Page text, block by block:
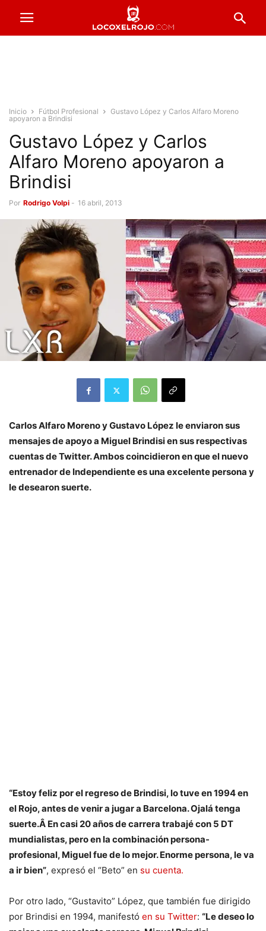
Inicio Fútbol Profesional
Gustavo López y Carlos Alfaro Moreno
apoyaron a Brindisi
Gustavo López y Carlos
Alfaro Moreno apoyaron a
Brindisi
Por Rodrigo Volpi - 16 abril, 2013
Carlos Alfaro Moreno y Gustavo López le enviaron sus
mensajes de apoyo a Miguel Brindisi en sus respectivas
cuentas de Twitter. Ambos coincidieron en que el nuevo
entrenador de Independiente es una excelente persona y
le desearon suerte.
“Estoy feliz por el regreso de Brindisi, lo tuve en 1994 en
el Rojo, antes de venir a jugar a Barcelona. Ojalá tenga
suerte.Â En casi 20 años de carrera trabajé con 5 DT
mundialistas, pero en la combinación persona-
profesional, Miguel fue de lo mejor. Enorme persona, le va
a ir bien”, expresó el “Beto” en su cuenta.
Por otro lado, “Gustavito” López, que también fue dirigido
por Brindisi en 1994, manifestó en su Twitter: “Le deseo lo